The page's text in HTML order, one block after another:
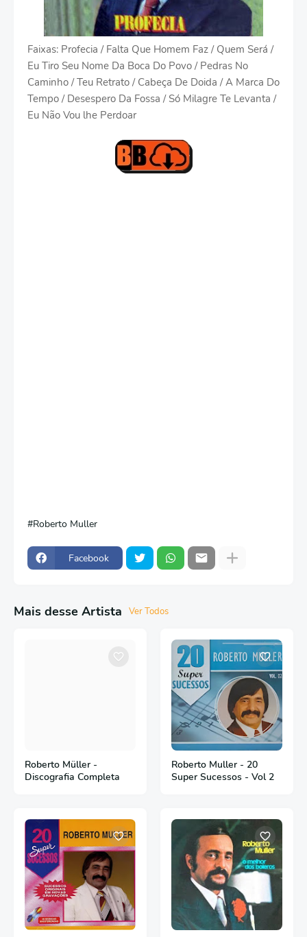
Faixas: Profecia / Falta Que Homem Faz / Quem Será /
Eu Tiro Seu Nome Da Boca Do Povo / Pedras No
Caminho / Teu Retrato / Cabeça De Doida / A Marca Do
Tempo / Desespero Da Fossa / Só Milagre Te Levanta /
Eu Não Vou lhe Perdoar
Roberto Muller
Facebook
Mais desse Artista Ver Todos
Roberto Müller -
Discografia Completa
Roberto Muller - 20
Super Sucessos - Vol 2